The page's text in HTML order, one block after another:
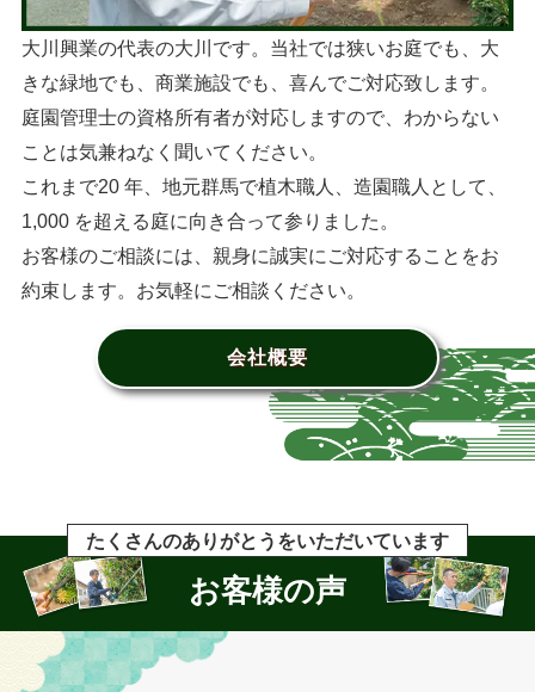
大川興業の代表の大川です。当社では狭いお庭でも、大
きな緑地でも、商業施設でも、喜んでご対応致します。
庭園管理士の資格所有者が対応しますので、わからない
ことは気兼ねなく聞いてください。
これまで20 年、地元群馬で植木職人、造園職人として、
1,000 を超える庭に向き合って参りました。
お客様のご相談には、親身に誠実にご対応することをお
約束します。お気軽にご相談ください。
会社概要
たくさんのありがとうをいただいています
お客様の声